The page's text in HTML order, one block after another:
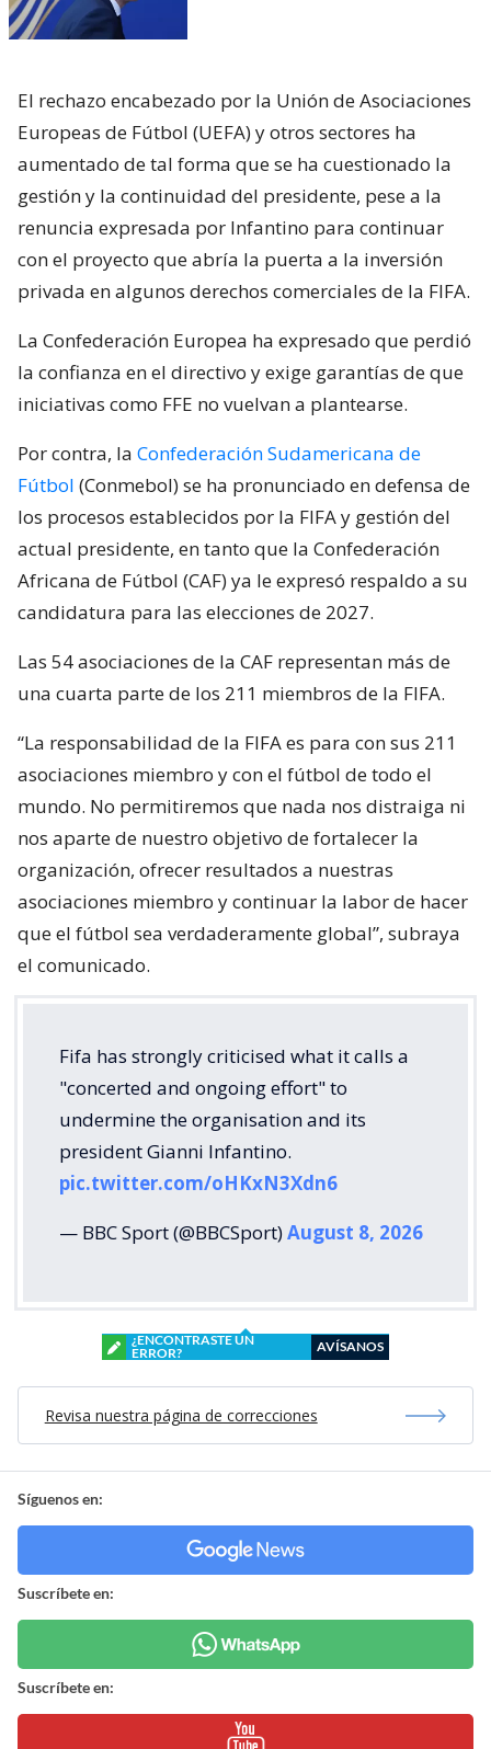
El rechazo encabezado por la Unión de Asociaciones
Europeas de Fútbol (UEFA) y otros sectores ha
aumentado de tal forma que se ha cuestionado la
gestión y la continuidad del presidente, pese a la
renuncia expresada por Infantino para continuar
con el proyecto que abría la puerta a la inversión
privada en algunos derechos comerciales de la FIFA.
La Confederación Europea ha expresado que perdió
la confianza en el directivo y exige garantías de que
iniciativas como FFE no vuelvan a plantearse.
Por contra, la Confederación Sudamericana de
Fútbol (Conmebol) se ha pronunciado en defensa de
los procesos establecidos por la FIFA y gestión del
actual presidente, en tanto que la Confederación
Africana de Fútbol (CAF) ya le expresó respaldo a su
candidatura para las elecciones de 2027.
Las 54 asociaciones de la CAF representan más de
una cuarta parte de los 211 miembros de la FIFA.
“La responsabilidad de la FIFA es para con sus 211
asociaciones miembro y con el fútbol de todo el
mundo. No permitiremos que nada nos distraiga ni
nos aparte de nuestro objetivo de fortalecer la
organización, ofrecer resultados a nuestras
asociaciones miembro y continuar la labor de hacer
que el fútbol sea verdaderamente global”, subraya
el comunicado.
Fifa has strongly criticised what it calls a
"concerted and ongoing effort" to
undermine the organisation and its
president Gianni Infantino.
pic.twitter.com/oHKxN3Xdn6
— BBC Sport (@BBCSport)August 8, 2026
¿ENCONTRASTE UN
ERROR?
AVÍSANOS
Revisa nuestra página de correcciones
Síguenos en:
Suscríbete en:
Suscríbete en: